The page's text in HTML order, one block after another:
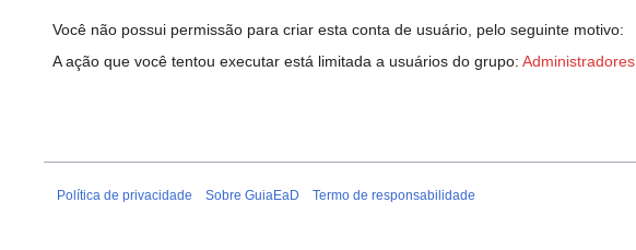
Você não possui permissão para criar esta conta de usuário, pelo seguinte motivo:
A ação que você tentou executar está limitada a usuários do grupo: Administradores
Política de privacidade Sobre GuiaEaD Termo de responsabilidade